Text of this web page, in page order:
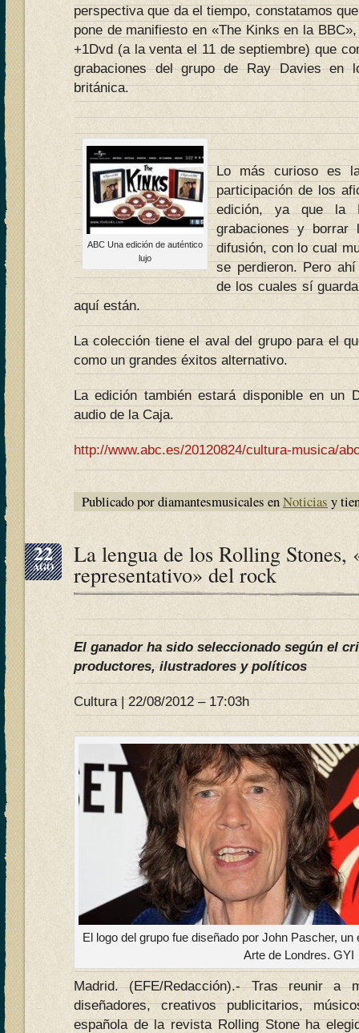
perspectiva que da el tiempo, constatamos
pone de manifiesto en «The Kinks en la
+1Dvd (a la venta el 11 de septiembre) que
grabaciones del grupo de Ray Davies en
británica.
ABC Una edición de auténtico
lujo
Lo más curioso es
participación de los
edición, ya que la
grabaciones y
difusión, con lo cual
se perdieron. Pero
de los cuales sí
aquí están.
La colección tiene el aval del grupo para el
como un grandes éxitos alternativo.
La edición también estará disponible en un
audio de la Caja.
http://www.abc.es/20120824/cultura-musica/
Publicado por diamantesmusicales enNoticias y
22
AGO La lengua de los Rolling Stones,
representativo» del rock
El ganador ha sido seleccionado según el
productores, ilustradores y políticos
Cultura | 22/08/2012 – 17:03h
El logo del grupo fue diseñado por John Pascher,
Arte de Londres. GYI
Madrid. (EFE/Redacción).- Tras reunir a
diseñadores, creativos publicitarios,
española de la revista Rolling Stone ha